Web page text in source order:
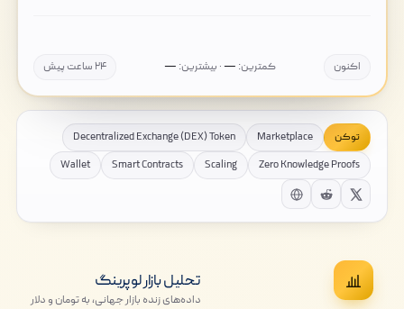
۲۴ ساعت پیش کمترین: —· بیشترین: — اکنون
توکن Marketplace
Decentralized Exchange (DEX) Token
Zero Knowledge Proofs
Scaling
Smart Contracts
Wallet
تحلیل بازار لوپرینگ
داده‌های زنده بازار جهانی، به تومان و دلار